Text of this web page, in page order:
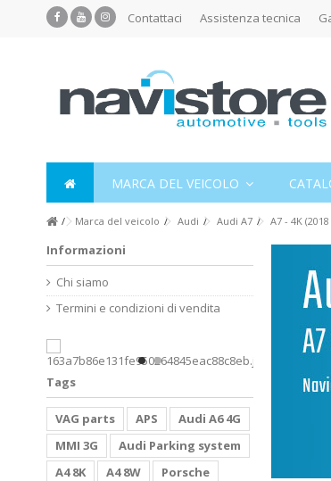
Contattaci Assistenza tecnica
MARCA DEL VEICOLO
Marca del veicolo Audi Audi A7 A7 - 4K
Informazioni
Chi siamo
Termini e condizioni di vendita
Tags
VAG parts APS
Audi A6 4G
MMI 3G
Audi Parking system
A4 8K
A4 8W
Porsche